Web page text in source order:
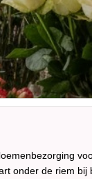
onder de riem bij